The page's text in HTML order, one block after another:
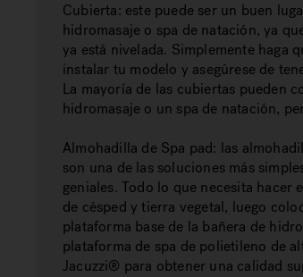
Cubierta: este puede ser un buen
hidromasaje o spa de natación, ya
ya está nivelada. Simplemente haga
instalar tu modelo y asegúrese de
La mayoría de las cubiertas pueden
hidromasaje o un spa de natación,
Almohadilla de Spa pad: las
son una de las soluciones más
geniales. Todo lo que necesita hacer
de césped y tierra vegetal, luego
plataforma base de la bañera de
plataforma de spa de polietileno de
Jacuzzi® para obtener una calidad